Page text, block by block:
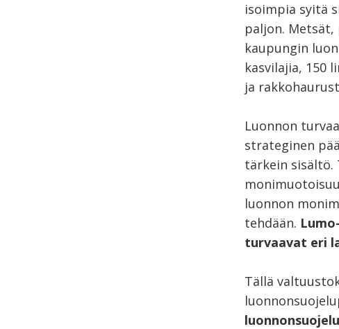
isoimpia syitä
paljon.
kaupungin
kasvilajia, 150
ja
Luonnon
strateginen
tärkein sisältö.
luonnon
tehdään.
turvaavat eri
Tällä